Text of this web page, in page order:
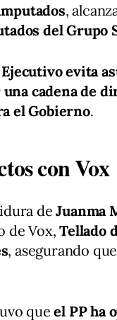
,
del Grupo
evita
cadena de
el Gobierno.
con Vox
deJuanma
de Vox,Tellado
, asegurando
queel PP ha